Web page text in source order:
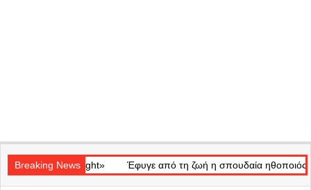
Navigation
Menu
Breaking News
«Ray of Light» Έφυγε από τη ζωή η σπουδαία ηθοποιός Μάρω